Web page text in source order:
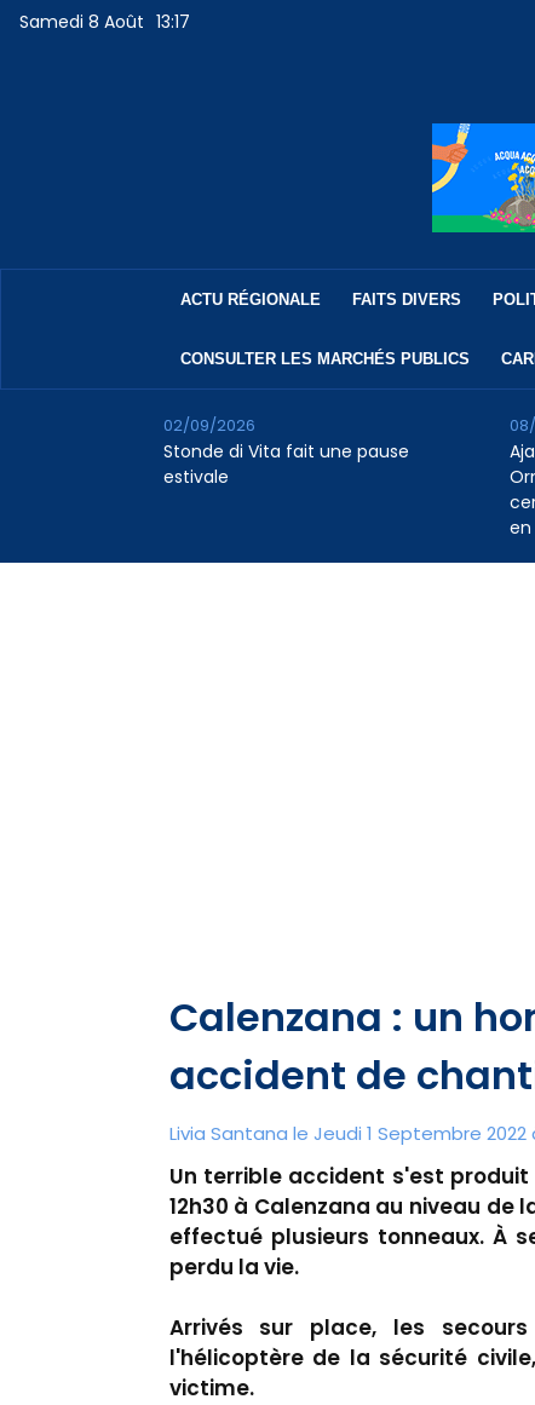
Samedi 8 Août 13:17
ACTU RÉGIONALE FAITS DIVERS
CONSULTER LES MARCHÉS PUBLICS
Stonde di Vita fait une pause
estivale
02/09/2026
en
Calenzana : un
accident de
Livia Santana le Jeudi 1 Septembre 2022
Un terrible accident s'est
12h30 à Calenzana au niveau de
effectué plusieurs tonneaux. À
perdu la vie.
Arrivés sur place, les
l'hélicoptère de la sécurité
victime.